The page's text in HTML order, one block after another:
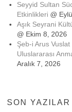
Seyyid Sultan
Etkinlikleri @
Aşık Seyrani
@ Ekim 8, 2026
Şeb-i Arus Vuslat
Uluslararası
Aralık 7, 2026
SON YAZILAR